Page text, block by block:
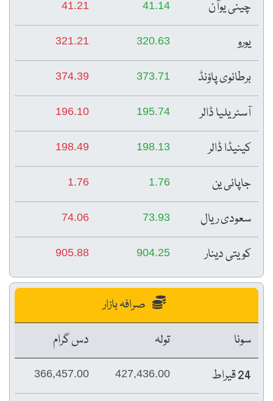
چینی یوآن
41.14
41.21
یورو 320.63
321.21
برطانوی پاؤنڈ 373.71
374.39
آسٹریلیا ڈالر 195.74
196.10
کینیڈا ڈالر 198.13
198.49
جاپانی ین 1.76
1.76
سعودی ریال 73.93
74.06
کویتی دینار 904.25
905.88
صرافہ بازار
سونا
تولہ
دس گرام
24 قیراط
427,436.00
366,457.00